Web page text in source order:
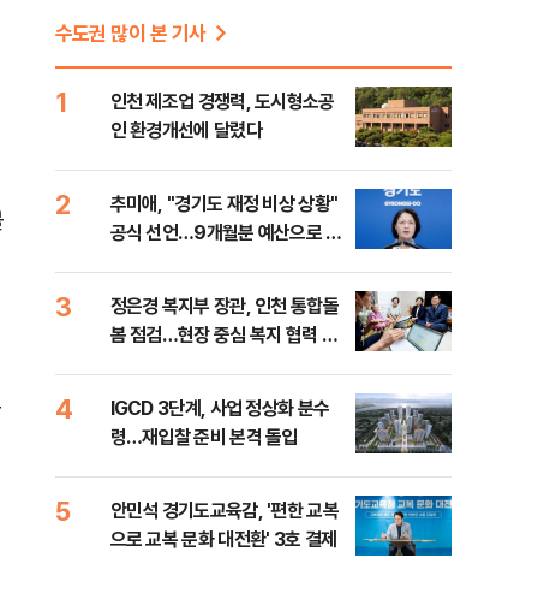
수도권 많이 본 기사
1
인천 제조업 경쟁력, 도시형소공
인 환경개선에 달렸다
2
추미애, "경기도 재정 비상 상황"
공식 선언…9개월분 예산으로 민
3
정은경 복지부 장관, 인천 통합돌
봄 점검…현장 중심 복지 협력 강
4
IGCD 3단계, 사업 정상화 분수
령…재입찰 준비 본격 돌입
5
안민석 경기도교육감, '편한 교복
으로 교복 문화 대전환' 3호 결제